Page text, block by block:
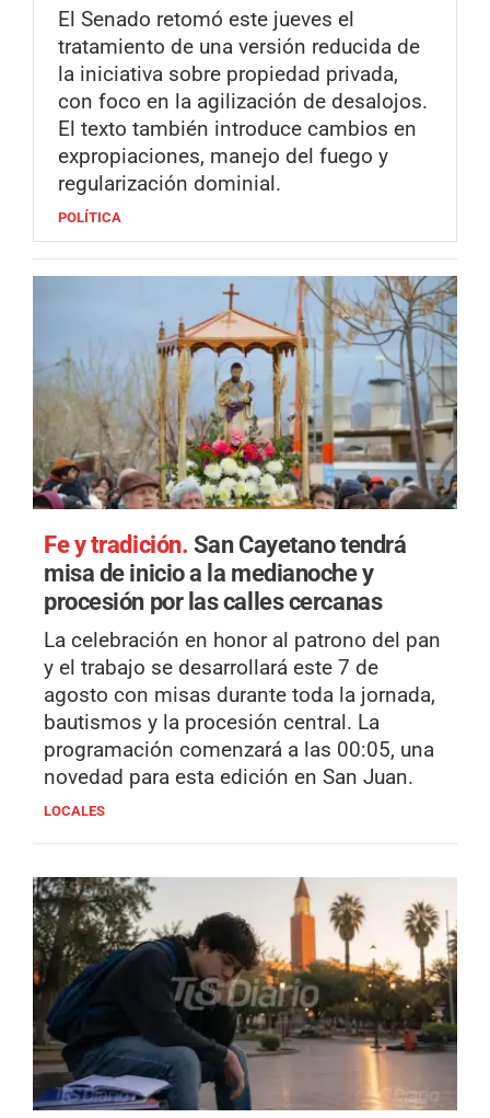
El Senado retomó este jueves el
tratamiento de una versión reducida de
la iniciativa sobre propiedad privada,
con foco en la agilización de desalojos.
El texto también introduce cambios en
expropiaciones, manejo del fuego y
regularización dominial.
POLÍTICA
Fe y tradición. San Cayetano tendrá
misa de inicio a la medianoche y
procesión por las calles cercanas
La celebración en honor al patrono del pan
y el trabajo se desarrollará este 7 de
agosto con misas durante toda la jornada,
bautismos y la procesión central. La
programación comenzará a las 00:05, una
novedad para esta edición en San Juan.
LOCALES